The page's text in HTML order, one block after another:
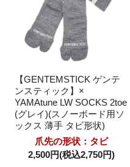
【GENTEMSTICK ゲンテ
ンスティック】×
YAMAtune LW SOCKS 2toe
(グレイ)(スノーボード用ソ
ックス 薄手 タビ形状)
爪先の形状：タビ
2,500円(税込2,750円)